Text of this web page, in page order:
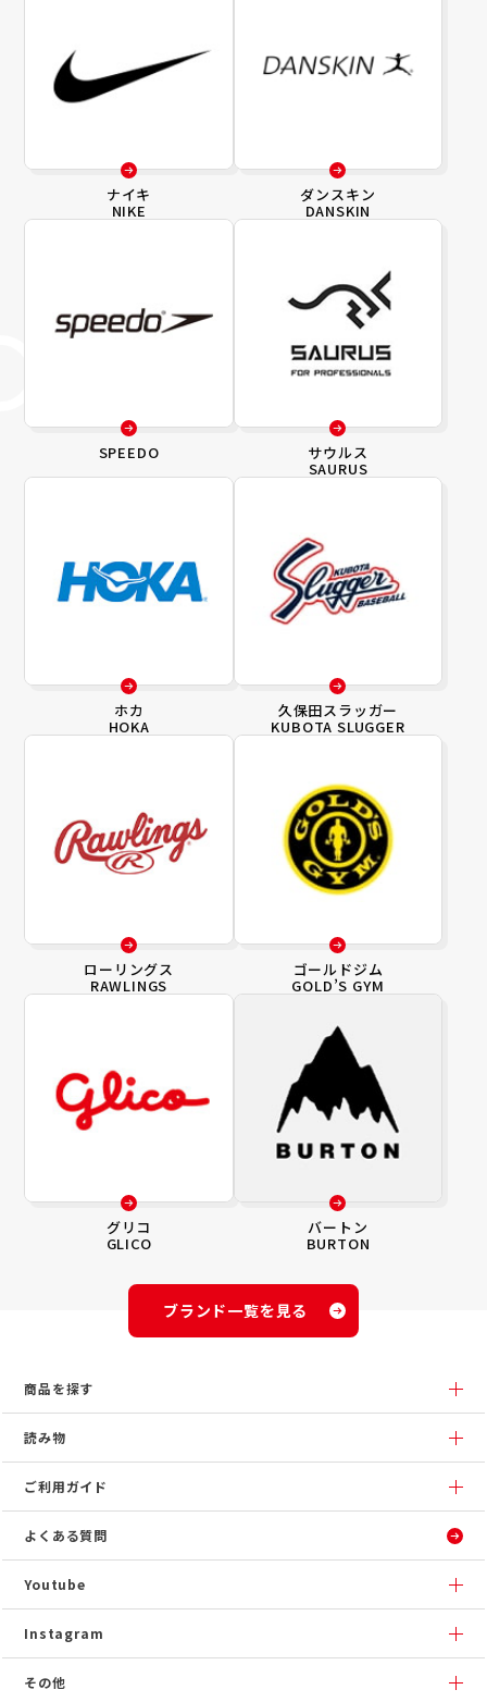
ナイキ
NIKE
ダンスキン
DANSKIN
SPEEDO サウルス
SAURUS
ホカ
HOKA
久保田スラッガー
KUBOTA SLUGGER
ローリングス
RAWLINGS
ゴールドジム
GOLD’S GYM
グリコ
GLICO
バートン
BURTON
ブランド一覧を見る
商品を探す
読み物
ご利用ガイド
よくある質問
Youtube
Instagram
その他